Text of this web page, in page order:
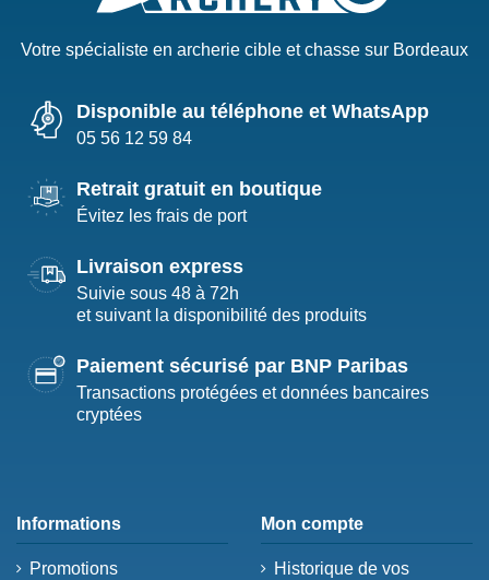
Votre spécialiste en archerie cible et chasse sur Bordeaux
Disponible au téléphone et WhatsApp
05 56 12 59 84
Retrait gratuit en boutique
Évitez les frais de port
Livraison express
Suivie sous 48 à 72h
et suivant la disponibilité des produits
Paiement sécurisé par BNP Paribas
Transactions protégées et données bancaires
cryptées
Informations
Promotions
Mon compte
Historique de vos